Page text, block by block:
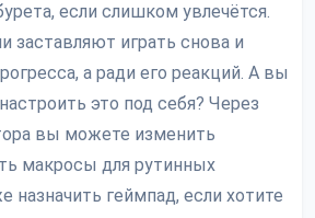
если слишком увлечётся.
заставляют играть снова и
а ради его реакций. А вы
это под себя? Через
вы можете изменить
макросы для рутинных
назначить геймпад, если хотите